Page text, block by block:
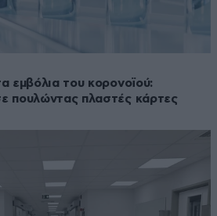
εμβόλια του κορονοϊού:
πουλώντας πλαστές κάρτες